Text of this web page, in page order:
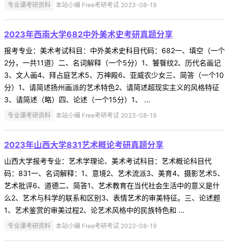
专业课考研资料 本站小编 Free考研考试 2023-08-19
2023年西南大学682中外美术史考研真题分享
报考专业：美术考试科目：中外美术史科目代码：682一、填空（一个
2分，一共11道）二、名词解释（一个5分）1、饕餮纹2、历代名画记
3、文人画4、拜占庭艺术5、万神殿6、亚威农少女三、简答（一个10
分）1、请简述扬州画派的艺术特色2、请简述超现实主义的风格特征
3、请简述（略）四、论述（一个15分）1、 ...
专业课考研资料 本站小编 Free考研考试 2023-08-19
2023年山西大学831艺术概论考研真题分享
山西大学报考专业：艺术学理论、美术考试科目：艺术概论科目代
码：831一、名词解释：1、意境2、艺术流派3、美育4、摄影艺术5、
艺术批评6、道德二、简答1、艺术教育在当代社会生活中的意义是什
么2、艺术与科学的联系和区别3、表情艺术的审美特征。三、论述题
1、艺术鉴赏的审美过程2、论艺术风格中的民族特色和 ...
专业课考研资料 本站小编 Free考研考试 2023-08-19